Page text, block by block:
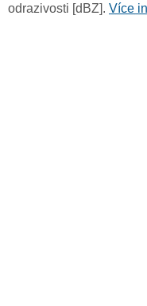
odrazivosti [dBZ]. Více